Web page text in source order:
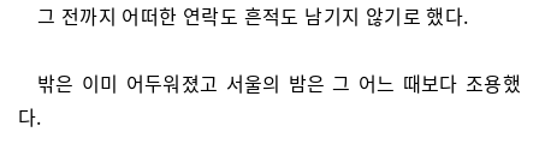
그 전까지 어떠한 연락도 흔적도 남기지 않기로 했다.
밖은 이미 어두워졌고 서울의 밤은 그 어느 때보다 조용했
다.